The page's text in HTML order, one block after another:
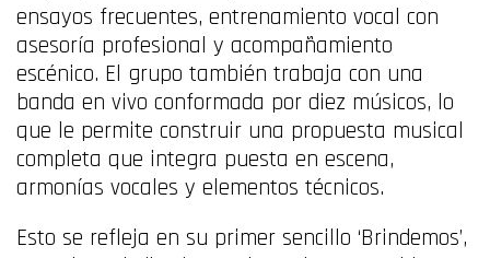
ensayos frecuentes, entrenamiento vocal con
asesoría profesional y acompañamiento
escénico. El grupo también trabaja con una
banda en vivo conformada por diez músicos, lo
que le permite construir una propuesta musical
completa que integra puesta en escena,
armonías vocales y elementos técnicos.
Esto se refleja en su primer sencillo ‘Brindemos’,